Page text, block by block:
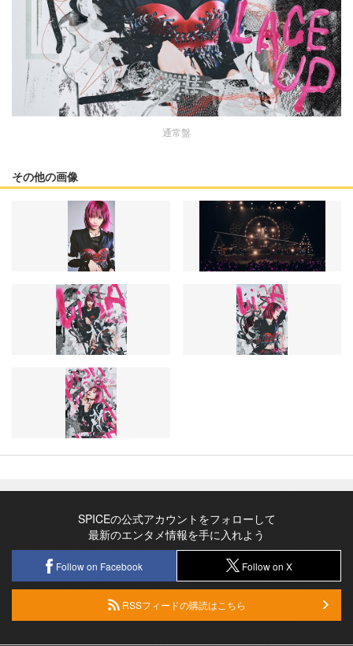
通常盤
その他の画像
SPICEの公式アカウントをフォローして
最新のエンタメ情報を手に入れよう
Follow on Facebook Follow on X
RSSフィードの購読はこちら